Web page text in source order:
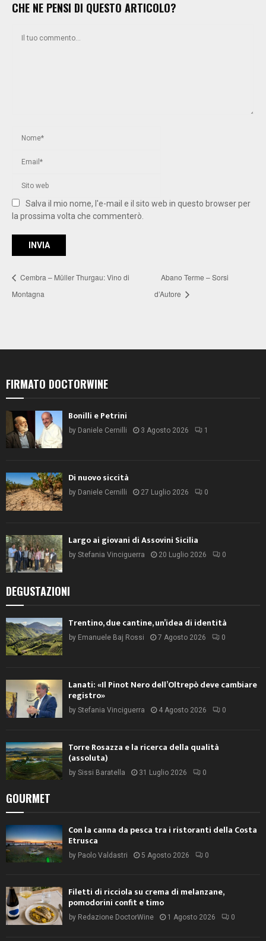
CHE NE PENSI DI QUESTO ARTICOLO?
Salva il mio nome, l'e-mail e il sito web in questo browser per
la prossima volta che commenterò.
Cembra – Müller Thurgau: Vino di
Montagna
Abano Terme – Sorsi
d’Autore
FIRMATO DOCTORWINE
Bonilli e Petrini
by Daniele Cernilli 3 Agosto 2026 1
Di nuovo siccità
by Daniele Cernilli 27 Luglio 2026 0
Largo ai giovani di Assovini Sicilia
by Stefania Vinciguerra 20 Luglio 2026 0
DEGUSTAZIONI
Trentino, due cantine, un’idea di identità
by Emanuele Baj Rossi 7 Agosto 2026 0
Lanati: «Il Pinot Nero dell’Oltrepò deve cambiare
registro»
by Stefania Vinciguerra 4 Agosto 2026 0
Torre Rosazza e la ricerca della qualità
(assoluta)
by Sissi Baratella 31 Luglio 2026 0
GOURMET
Con la canna da pesca tra i ristoranti della Costa
Etrusca
by Paolo Valdastri 5 Agosto 2026 0
Filetti di ricciola su crema di melanzane,
pomodorini confit e timo
by Redazione DoctorWine 1 Agosto 2026 0